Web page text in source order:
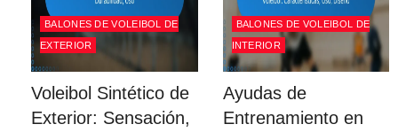
BALONES DE VOLEIBOL DE
EXTERIOR
Voleibol Sintético de
Exterior: Sensación,
BALONES DE VOLEIBOL DE
INTERIOR
Ayudas de
Entrenamiento en